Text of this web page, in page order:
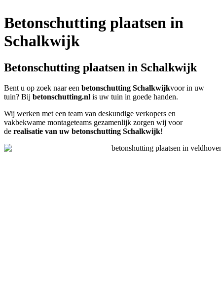
Betonschutting plaatsen in
Schalkwijk
Betonschutting plaatsen in Schalkwijk
Bent u op zoek naar een betonschutting Schalkwijkvoor in uw
tuin? Bij betonschutting.nl is uw tuin in goede handen.
Wij werken met een team van deskundige verkopers en
vakbekwame montageteams gezamenlijk zorgen wij voor
de realisatie van uw betonschutting Schalkwijk!